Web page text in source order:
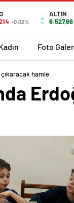
-0.02%
ALTIN
6.527,66
Foto
çıkaracak hamle